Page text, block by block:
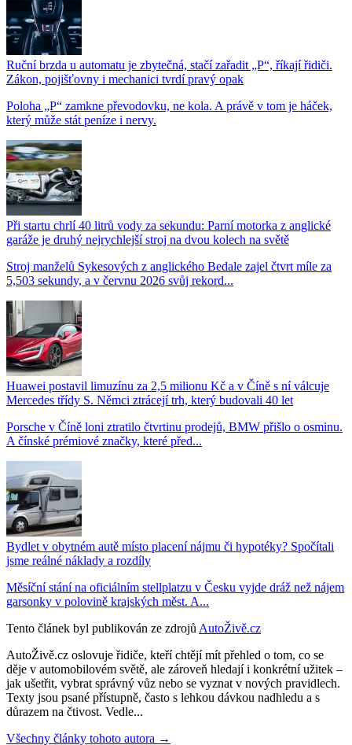
Ruční brzda u automatu je zbytečná, stačí zařadit „P“, říkají řidiči.
Zákon, pojišťovny i mechanici tvrdí pravý opak
Poloha „P“ zamkne převodovku, ne kola. A právě v tom je háček,
který může stát peníze i nervy.
Při startu chrlí 40 litrů vody za sekundu: Parní motorka z anglické
garáže je druhý nejrychlejší stroj na dvou kolech na světě
Stroj manželů Sykesových z anglického Bedale zajel čtvrt míle za
5,503 sekundy, a v červnu 2026 svůj rekord...
Huawei postavil limuzínu za 2,5 milionu Kč a v Číně s ní válcuje
Mercedes třídy S. Němci ztrácejí trh, který budovali 40 let
Porsche v Číně loni ztratilo čtvrtinu prodejů, BMW přišlo o osminu.
A čínské prémiové značky, které před...
Bydlet v obytném autě místo placení nájmu či hypotéky? Spočítali
jsme reálné náklady a rozdíly
Měsíční stání na oficiálním stellplatzu v Česku vyjde dráž než nájem
garsonky v polovině krajských měst. A...
Tento článek byl publikován ze zdrojů AutoŽivě.cz
AutoŽivě.cz oslovuje řidiče, kteří chtějí mít přehled o tom, co se
děje v automobilovém světě, ale zároveň hledají i konkrétní užitek –
jak ušetřit, vybrat správný vůz nebo se vyznat v nových pravidlech.
Texty jsou psané přístupně, často s lehkou dávkou nadhledu a s
důrazem na čtivost. Vedle...
Všechny články tohoto autora →